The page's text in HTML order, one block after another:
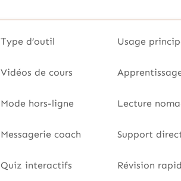
Type d’outil Usage
Vidéos de cours
Mode hors-ligne Lecture
Messagerie coach Support
Quiz interactifs Révision